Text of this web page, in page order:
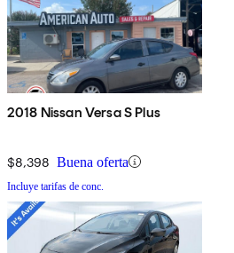
2018 Nissan Versa S Plus
$8,398 Buena oferta
Incluye tarifas de conc.